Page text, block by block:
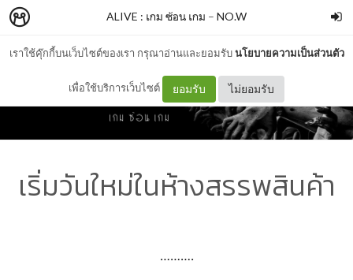
เราใช้คุ๊กกี้บนเว็บไซต์ของเรา กรุณาอ่านและยอมรับนโยบายความเป็นส่วนตัว
เพื่อใช้บริการเว็บไซต์ ยอมรับ ไม่ยอมรับ
ALIVE : เกม ซ้อน เกม – NO.W
เริ่มวันใหม่ในห้างสรรพสินค้า
……….